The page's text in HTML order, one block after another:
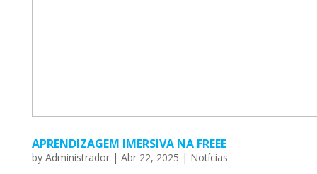
APRENDIZAGEM IMERSIVA NA FREEE
by Administrador| Abr 22, 2025 | Notícias